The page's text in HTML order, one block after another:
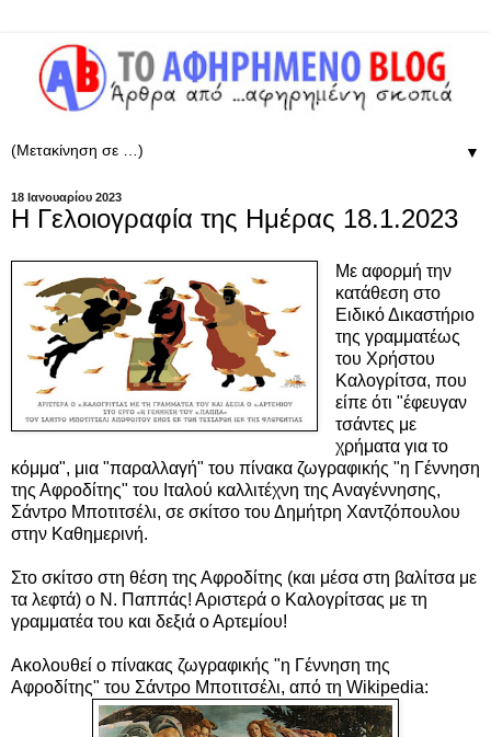
▼
18 Ιανουαρίου 2023
Η Γελοιογραφία της Ημέρας 18.1.2023
Με αφορμή την
κατάθεση στο
Ειδικό Δικαστήριο
της γραμματέως
του Χρήστου
Καλογρίτσα, που
είπε ότι "έφευγαν
τσάντες με
χρήματα για το
κόμμα", μια "παραλλαγή" του πίνακα ζωγραφικής "η Γέννηση
της Αφροδίτης" του Ιταλού καλλιτέχνη της Αναγέννησης,
Σάντρο Μποτιτσέλι, σε σκίτσο του Δημήτρη Χαντζόπουλου
στην Καθημερινή.
Στο σκίτσο στη θέση της Αφροδίτης (και μέσα στη βαλίτσα με
τα λεφτά) ο Ν. Παππάς! Αριστερά ο Καλογρίτσας με τη
γραμματέα του και δεξιά ο Αρτεμίου!
Ακολουθεί ο πίνακας ζωγραφικής "η Γέννηση της
Αφροδίτης" του Σάντρο Μποτιτσέλι, από τη Wikipedia: